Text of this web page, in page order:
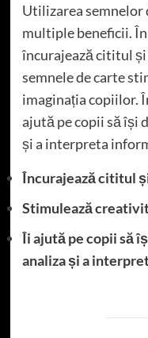
Utilizarea semnelor
multiple beneficii.
încurajează cititul
semnele de carte
imaginația copiilor.
ajută pe copii să își
și a interpreta
Încurajează cititul
Stimulează
Îi ajută pe copii să
analiza și a